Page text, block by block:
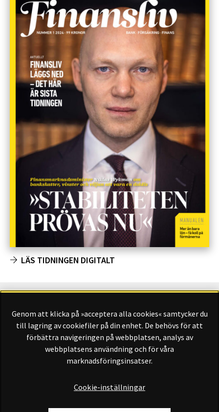
LÄS TIDNINGEN DIGITALT
Finansliv ägs av Finansliv Sverige AB, 556784-8741.
Genom att klicka på »acceptera alla cookies« samtycker du
till lagring av cookiefiler på din enhet. De behövs för att
förbättra navigeringen på webbplatsen, analys av
webbplatsens användning och för våra
marknadsföringsinsatser.
Cookie-inställningar